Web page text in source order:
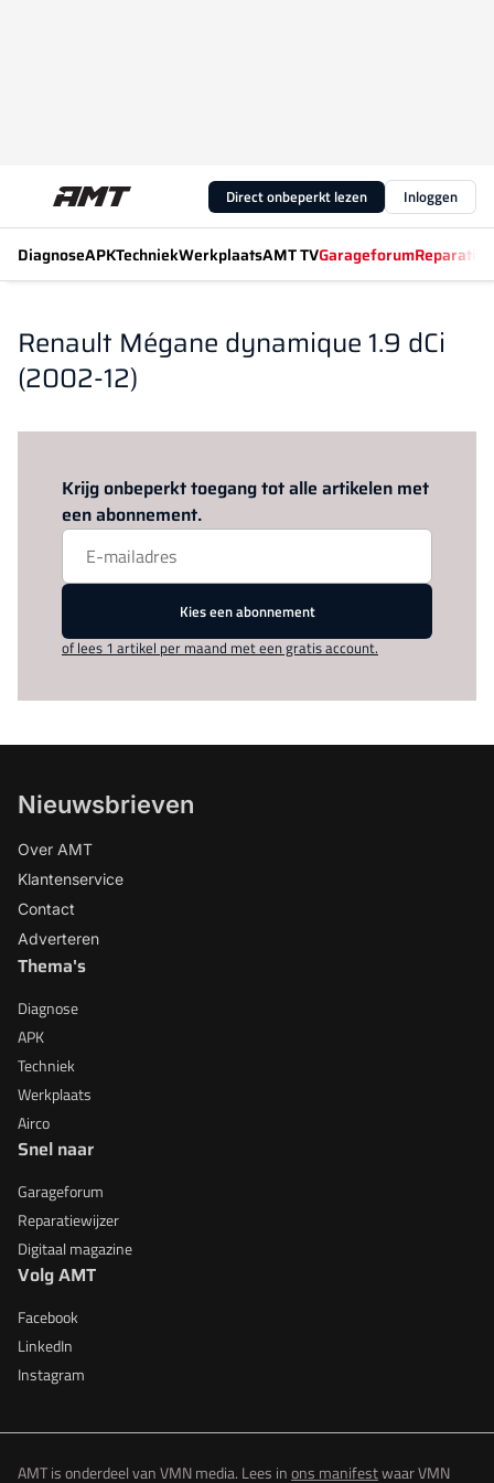
Direct onbeperkt lezen Inloggen
DiagnoseAPKTechniekWerkplaatsAMT TVGarageforum
Renault Mégane dynamique 1.9 dCi
(2002-12)
Krijg onbeperkt toegang tot alle artikelen met
een abonnement.
Kies een abonnement
of lees 1 artikel per maand met een gratis account.
Nieuwsbrieven
Over AMT
Klantenservice
Contact
Adverteren
Thema's
Diagnose
APK
Techniek
Werkplaats
Airco
Snel naar
Garageforum
Reparatiewijzer
Digitaal magazine
Volg AMT
Facebook
LinkedIn
Instagram
AMT is onderdeel van VMN media. Lees inons manifestwaar VMN